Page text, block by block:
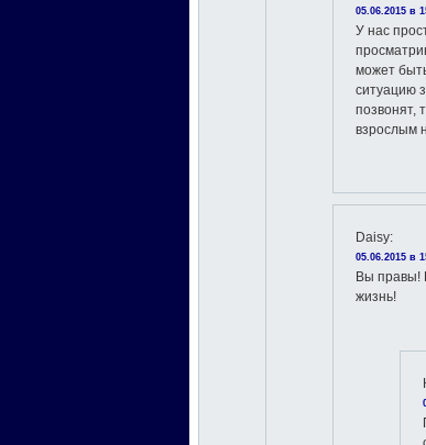
05.06.2015 в
У нас
может
ситуацию
позвонят,
взрослым
Daisy:
05.06.2015 в
Вы правы!
жизнь!